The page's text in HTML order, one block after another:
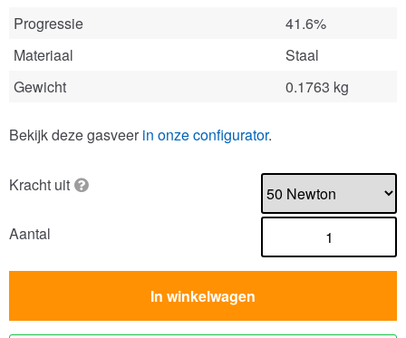
Progressie
41.6%
Materiaal
Staal
Gewicht
0.1763 kg
Bekijk deze gasveer in onze configurator.
Kracht uit
Aantal
In winkelwagen